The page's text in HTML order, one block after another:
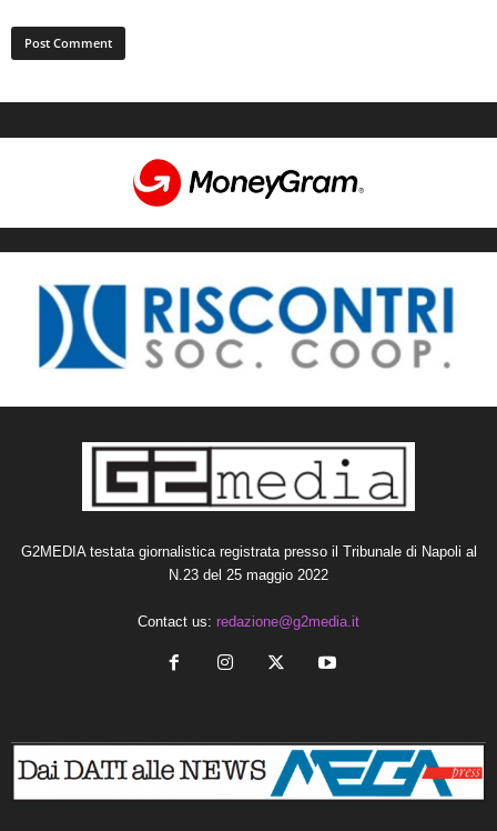
G2MEDIA testata giornalistica registrata presso il Tribunale di Napoli al
N.23 del 25 maggio 2022
Contact us: redazione@g2media.it